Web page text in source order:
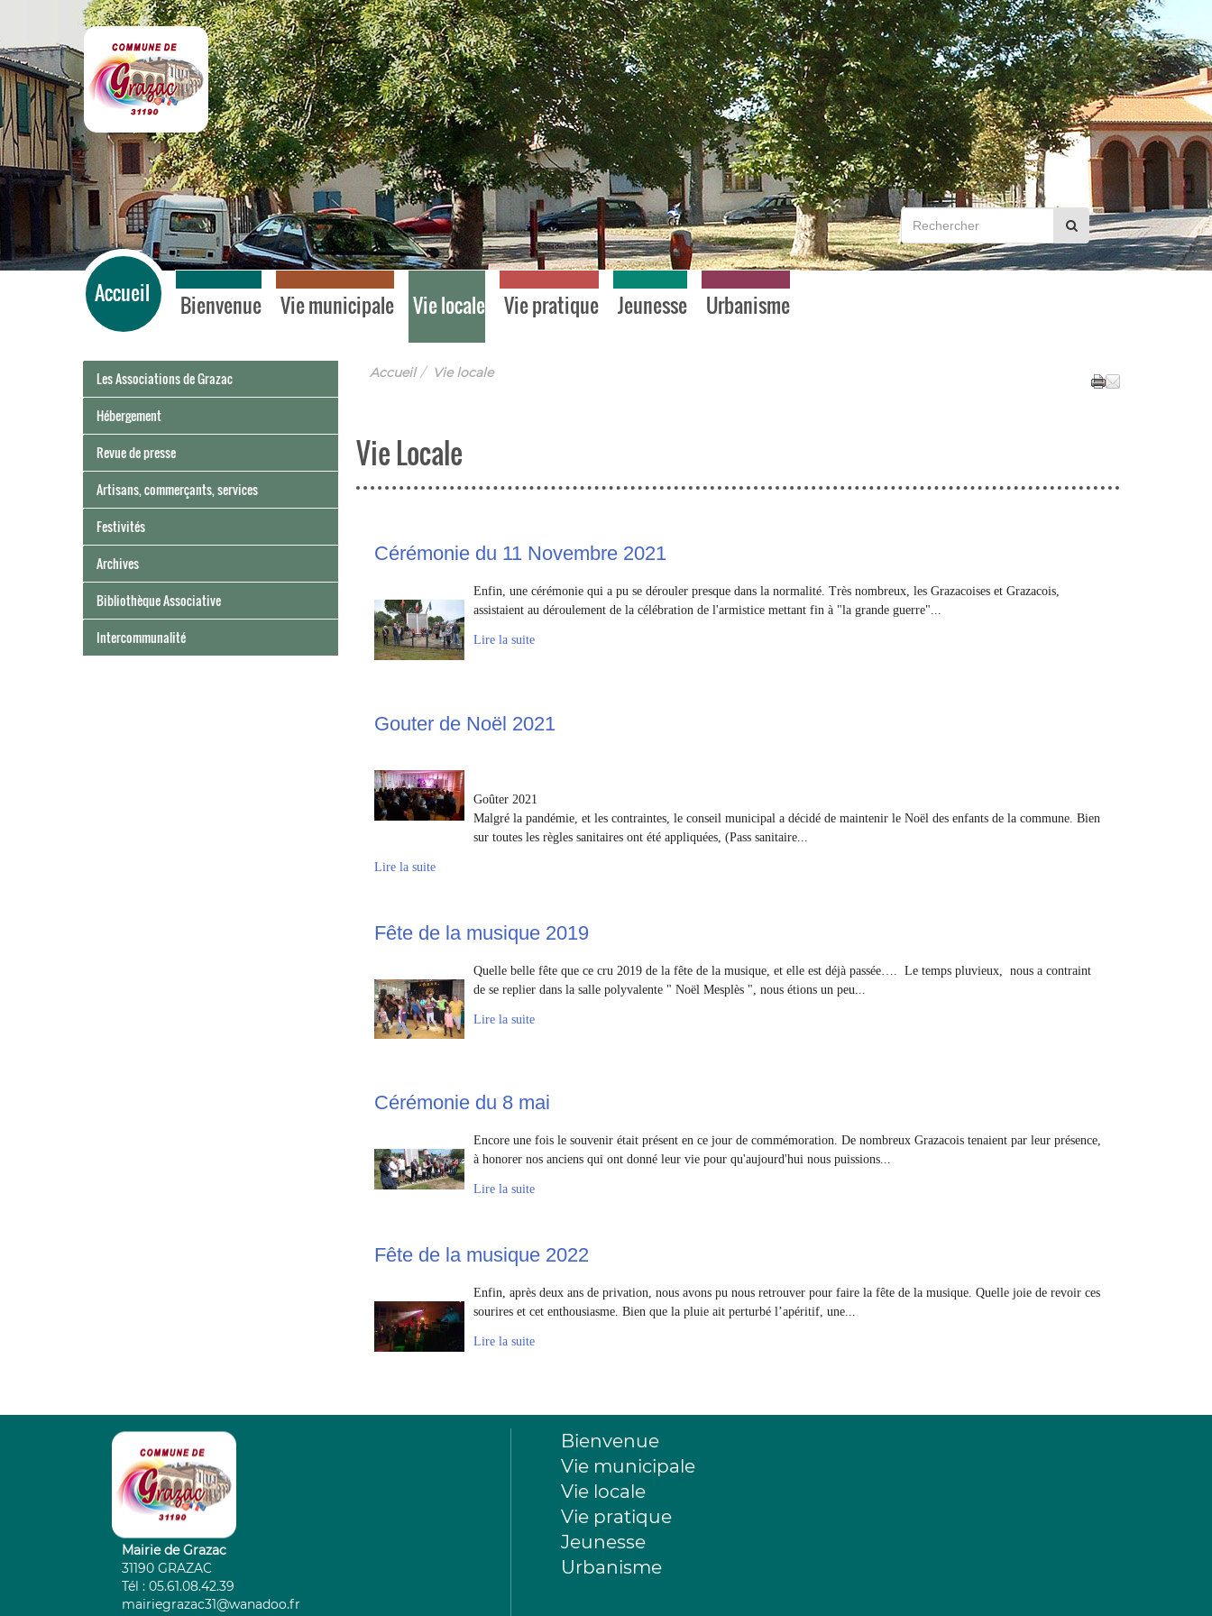
Grazac
Accueil Bienvenue Vie municipale Vie locale Vie pratique Jeunesse Urbanisme
Accueil Vie locale
Vie Locale
Cérémonie du 11 Novembre 2021
Enfin, une cérémonie qui a pu se dérouler presque dans la normalité. Très nombreux, les Grazacoises et Grazacois,
assistaient au déroulement de la célébration de l'armistice mettant fin à "la grande guerre"...
Lire la suite
Gouter de Noël 2021
Goûter 2021
Malgré la pandémie, et les contraintes, le conseil municipal a décidé de maintenir le Noël des enfants de la commune. Bien
sur toutes les règles sanitaires ont été appliquées, (Pass sanitaire...
Lire la suite
Fête de la musique 2019
Quelle belle fête que ce cru 2019 de la fête de la musique, et elle est déjà passée…. Le temps pluvieux, nous a contraint
de se replier dans la salle polyvalente " Noël Mesplès ", nous étions un peu...
Lire la suite
Cérémonie du 8 mai
Encore une fois le souvenir était présent en ce jour de commémoration. De nombreux Grazacois tenaient par leur présence,
à honorer nos anciens qui ont donné leur vie pour qu'aujourd'hui nous puissions...
Lire la suite
Fête de la musique 2022
Enfin, après deux ans de privation, nous avons pu nous retrouver pour faire la fête de la musique. Quelle joie de revoir ces
sourires et cet enthousiasme. Bien que la pluie ait perturbé l’apéritif, une...
Lire la suite
Les Associations de Grazac
Hébergement
Revue de presse
Artisans, commerçants, services
Festivités
Archives
Bibliothèque Associative
Intercommunalité
Mairie de Grazac
31190 GRAZAC
Tél : 05.61.08.42.39
mairiegrazac31@wanadoo.fr
Bienvenue
Vie municipale
Vie locale
Vie pratique
Jeunesse
Urbanisme